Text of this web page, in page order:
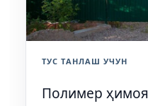
ТУС ТАНЛАШ УЧУН
Полимер ҳимоя